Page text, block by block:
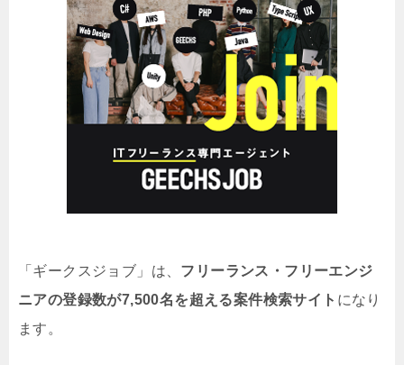
「ギークスジョブ」は、 フリーランス・フリーエンジ
ニアの登録数が7,500名を超える案件検索サイト になり
ます。